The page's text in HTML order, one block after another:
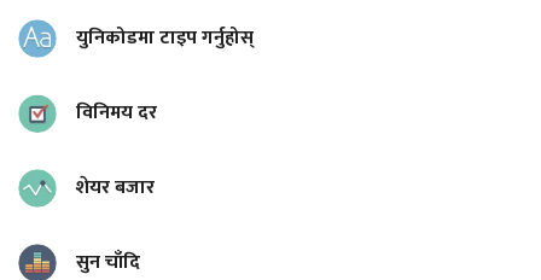
युनिकोडमा टाइप गर्नुहोस्
विनिमय दर
शेयर बजार
सुन चाँदि